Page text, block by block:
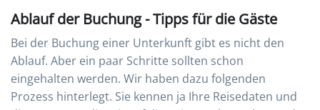
Ablauf der Buchung - Tipps für die Gäste
Bei der Buchung einer Unterkunft gibt es nicht den
Ablauf. Aber ein paar Schritte sollten schon
eingehalten werden. Wir haben dazu folgenden
Prozess hinterlegt. Sie kennen ja Ihre Reisedaten und